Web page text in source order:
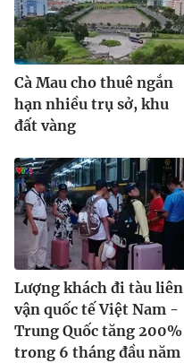
Cà Mau cho thuê ngắn
hạn nhiều trụ sở, khu
đất vàng
Lượng khách đi tàu liên
vận quốc tế Việt Nam -
Trung Quốc tăng 200%
trong 6 tháng đầu năm